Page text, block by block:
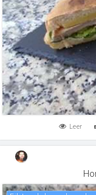
Leer